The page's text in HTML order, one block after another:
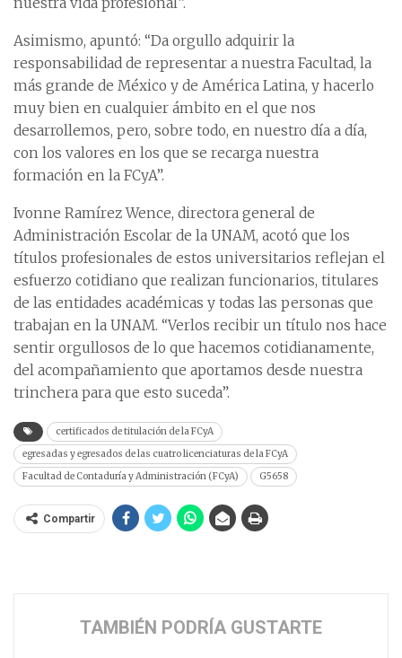
Asimismo, apuntó: “Da orgullo adquirir la
responsabilidad de representar a nuestra Facultad, la
más grande de México y de América Latina, y hacerlo
muy bien en cualquier ámbito en el que nos
desarrollemos, pero, sobre todo, en nuestro día a día,
con los valores en los que se recarga nuestra
formación en la FCyA”.
Ivonne Ramírez Wence, directora general de
Administración Escolar de la UNAM, acotó que los
títulos profesionales de estos universitarios reflejan el
esfuerzo cotidiano que realizan funcionarios, titulares
de las entidades académicas y todas las personas que
trabajan en la UNAM. “Verlos recibir un título nos hace
sentir orgullosos de lo que hacemos cotidianamente,
del acompañamiento que aportamos desde nuestra
trinchera para que esto suceda”.
certificados de titulación de la FCyA
egresadas y egresados de las cuatro licenciaturas de la FCyA
Facultad de Contaduría y Administración (FCyA)
G5658
Compartir
TAMBIÉN PODRÍA GUSTARTE